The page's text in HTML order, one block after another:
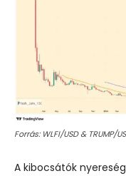
Forrás: WLFI/USD & TRUMP/
A kibocsátók